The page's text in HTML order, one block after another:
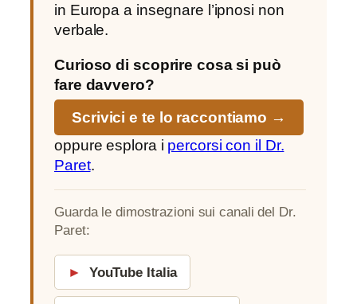
in Europa a insegnare l’ipnosi non
verbale.
Curioso di scoprire cosa si può
fare davvero?
Scrivici e te lo raccontiamo →
oppure esplora i percorsi con il Dr.
Paret.
Guarda le dimostrazioni sui canali del Dr.
Paret:
► YouTube Italia